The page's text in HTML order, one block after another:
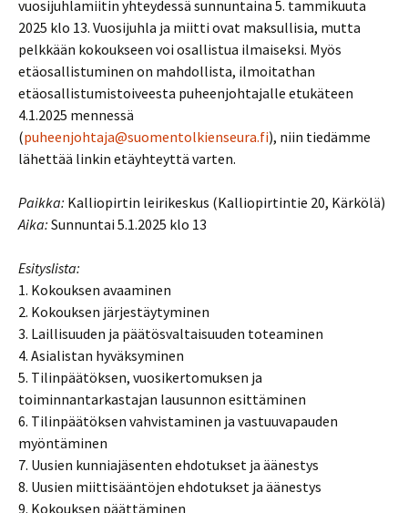
vuosijuhlamiitin yhteydessä sunnuntaina 5. tammikuuta
2025 klo 13. Vuosijuhla ja miitti ovat maksullisia, mutta
pelkkään kokoukseen voi osallistua ilmaiseksi. Myös
etäosallistuminen on mahdollista, ilmoitathan
etäosallistumistoiveesta puheenjohtajalle etukäteen
4.1.2025 mennessä
(puheenjohtaja@suomentolkienseura.fi), niin tiedämme
lähettää linkin etäyhteyttä varten.
Paikka: Kalliopirtin leirikeskus (Kalliopirtintie 20, Kärkölä)
Aika: Sunnuntai 5.1.2025 klo 13
Esityslista:
1. Kokouksen avaaminen
2. Kokouksen järjestäytyminen
3. Laillisuuden ja päätösvaltaisuuden toteaminen
4. Asialistan hyväksyminen
5. Tilinpäätöksen, vuosikertomuksen ja
toiminnantarkastajan lausunnon esittäminen
6. Tilinpäätöksen vahvistaminen ja vastuuvapauden
myöntäminen
7. Uusien kunniajäsenten ehdotukset ja äänestys
8. Uusien miittisääntöjen ehdotukset ja äänestys
9. Kokouksen päättäminen